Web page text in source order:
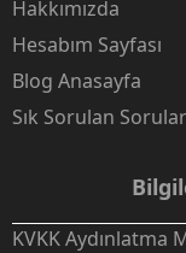
Hakkımızda
Hesabım Sayfası
Blog Anasayfa
Sık Sorulan Sorular
KVKK Aydınlatma